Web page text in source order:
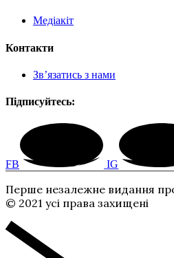
Медіакіт
Контакти
Зв’язатись з нами
Підписуйтесь:
FB IG
Перше незалежне видання
© 2021 усі права захищені